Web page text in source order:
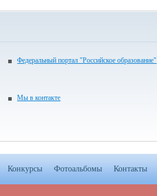
Федеральный портал "Российское образование"
Мы в контакте
Конкурсы Фотоальбомы Контакты